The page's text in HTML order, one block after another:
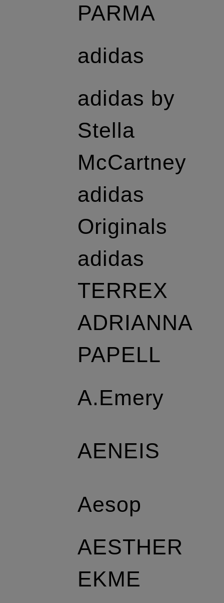
PARMA
adidas
adidas by
Stella
McCartney
adidas
Originals
adidas
TERREX
ADRIANNA
PAPELL
A.Emery
AENEIS
Aesop
AESTHER
EKME